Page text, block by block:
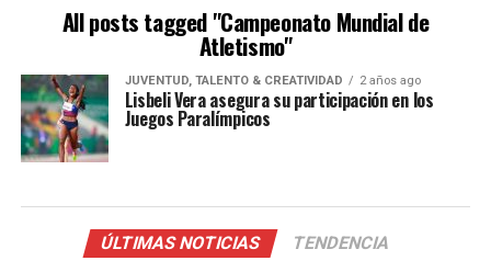
All posts tagged "Campeonato Mundial de
Atletismo"
JUVENTUD, TALENTO & CREATIVIDAD 2 años ago
Lisbeli Vera asegura su participación en los
Juegos Paralímpicos
ÚLTIMAS NOTICIAS TENDENCIA